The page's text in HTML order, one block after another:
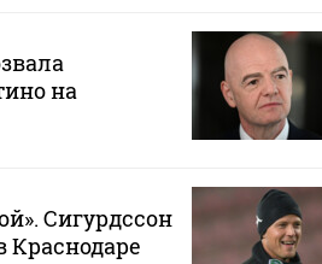
на
Сигурдссон
Краснодаре